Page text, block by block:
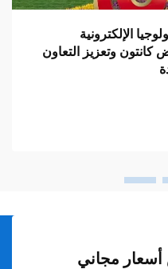
الإلكترونية
وتعزيز التعاون
مجاني